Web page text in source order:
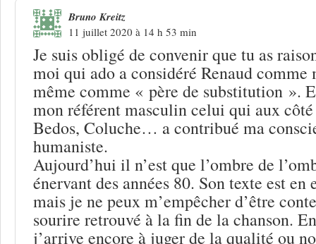
Bruno Kreitz
11 juillet 2020 à 14 h 53 min
Je suis obligé de convenir que tu as
moi qui ado a considéré Renaud comme
même comme « père de substitution ».
mon référent masculin celui qui aux côté
Bedos, Coluche… a contribué ma
humaniste.
Aujourd’hui il n’est que l’ombre de
énervant des années 80. Son texte est
mais je ne peux m’empêcher d’être
sourire retrouvé à la fin de la chanson.
j’arrive encore à juger de la qualité ou